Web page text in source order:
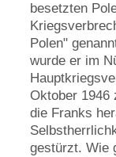
besetzten
Polen"
wurde er im
Oktober 1946
die Franks
gestürzt. Wie